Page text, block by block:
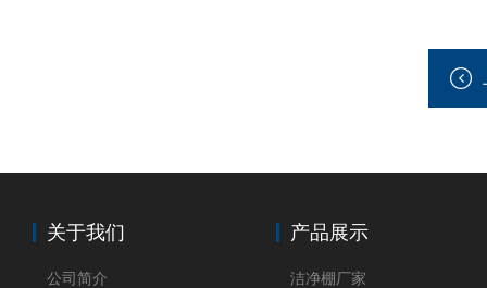
关于我们
公司简介
产品展示
洁净棚厂家